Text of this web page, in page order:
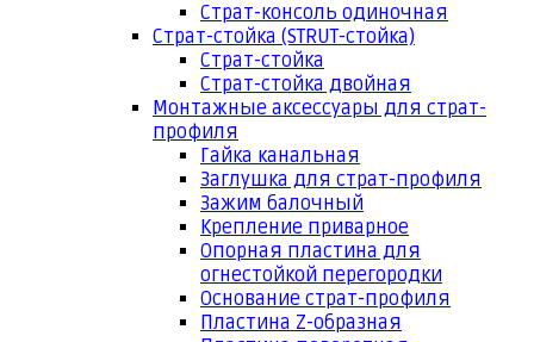
Страт-консоль одиночная
Страт-стойка (STRUT-стойка)
Страт-стойка
Страт-стойка двойная
Монтажные аксессуары для страт-
профиля
Гайка канальная
Заглушка для страт-профиля
Зажим балочный
Крепление приварное
Опорная пластина для
огнестойкой перегородки
Основание страт-профиля
Пластина Z-образная